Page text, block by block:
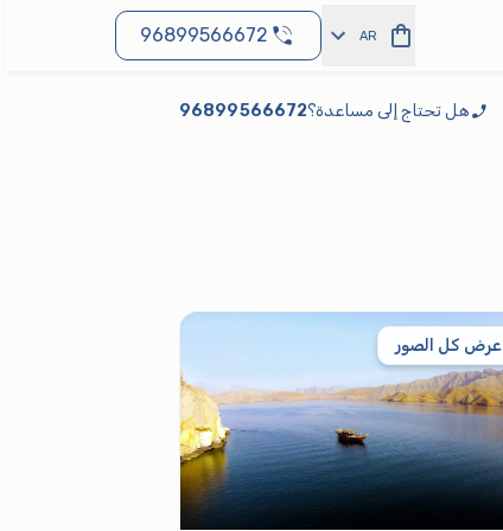
AR
96899566672
هل تحتاج إلى مساعدة؟96899566672
عرض كل الصور